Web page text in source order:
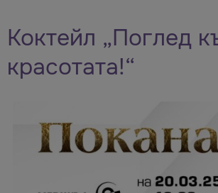
Коктейл „Поглед
красотата!“